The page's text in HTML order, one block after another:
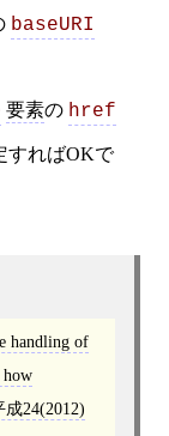
baseURI
要素の href
すればOKで
成24(2012)